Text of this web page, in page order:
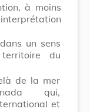
à moins
un sens
du
de la mer
qui,
et